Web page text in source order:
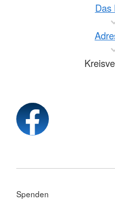
Das
Spenden